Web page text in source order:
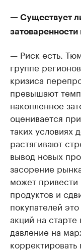
— Существует
— Риск есть.
группе
кризиса
превышают
накопленное
оценивается
таких условиях
растягивают
вывод новых
засорение
может
продуктов и
покупателей
акций на
давление на